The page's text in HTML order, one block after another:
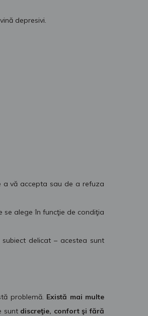
depresivi.
a vă accepta sau de a refuza
se alege în funcţie de condiţia
delicat – acestea sunt
problemă. Există mai multe
sunt discreţie, confort şi fără